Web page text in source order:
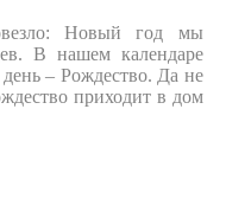
Новый год мы
В нашем календаре
– Рождество. Да не
приходит в дом